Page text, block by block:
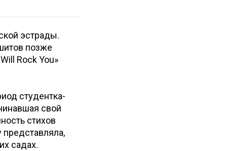
эстрады.
позже
Rock You»
студентка-
свой
стихов
представляла,
садах.